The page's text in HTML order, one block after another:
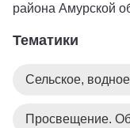
района Амурской
Тематики
Сельское,
Просвещение.